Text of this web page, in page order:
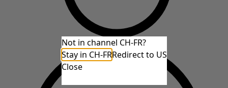
Not in channel CH-FR?
Stay in CH-FRRedirect to US
Close